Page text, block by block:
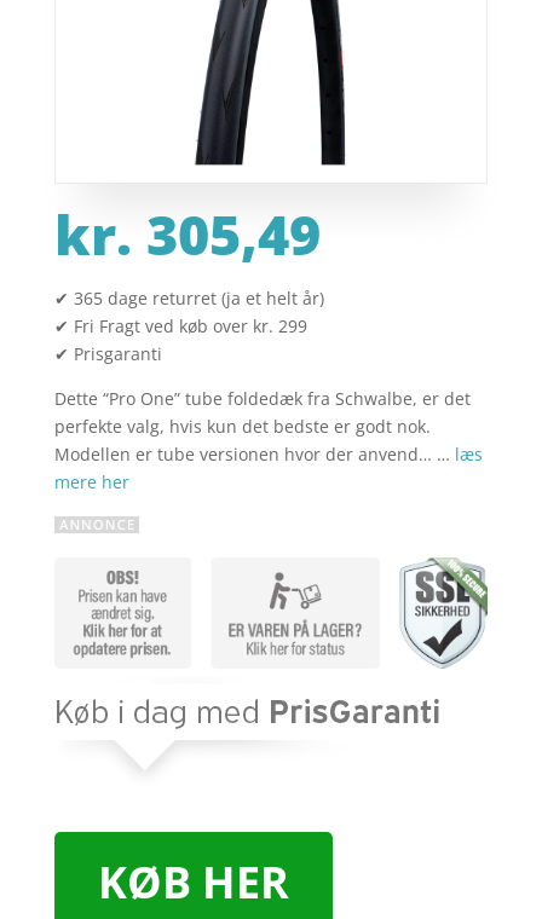
kr. 305,49
✔ 365 dage returret (ja et helt år)
✔ Fri Fragt ved køb over kr. 299
✔ Prisgaranti
Dette “Pro One” tube foldedæk fra Schwalbe, er det
perfekte valg, hvis kun det bedste er godt nok.
Modellen er tube versionen hvor der anvend… … læs
mere her
KØB HER